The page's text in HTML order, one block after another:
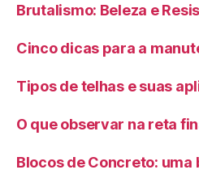
Brutalismo: Beleza e
Cinco dicas para a
Tipos de telhas e suas
O que observar na reta
Blocos de Concreto: uma